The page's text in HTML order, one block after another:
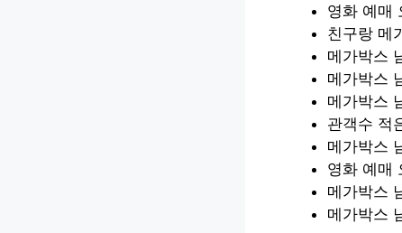
영화 예매
친구랑 메
메가박스
메가박스
메가박스
관객수 적
메가박스
영화 예매
메가박스
메가박스